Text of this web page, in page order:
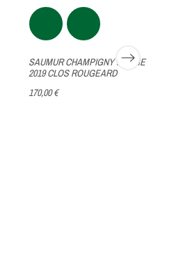
SAUMUR CHAMPIGNY ROUGE
2019 CLOS ROUGEARD
170,00 €